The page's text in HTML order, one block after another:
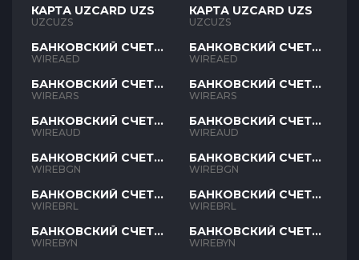
КАРТА UZCARD UZS
UZCUZS
БАНКОВСКИЙ СЧЕТ
AED
WIREAED
БАНКОВСКИЙ СЧЕТ
ARS
WIREARS
БАНКОВСКИЙ СЧЕТ
AUD
WIREAUD
БАНКОВСКИЙ СЧЕТ
BGN
WIREBGN
БАНКОВСКИЙ СЧЕТ
BRL
WIREBRL
БАНКОВСКИЙ СЧЕТ
BYN
WIREBYN
КАРТА UZCARD UZS
UZCUZS
БАНКОВСКИЙ СЧЕТ
AED
WIREAED
БАНКОВСКИЙ СЧЕТ
ARS
WIREARS
БАНКОВСКИЙ СЧЕТ
AUD
WIREAUD
БАНКОВСКИЙ СЧЕТ
BGN
WIREBGN
БАНКОВСКИЙ СЧЕТ
BRL
WIREBRL
БАНКОВСКИЙ СЧЕТ
BYN
WIREBYN